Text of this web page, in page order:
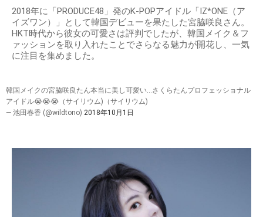
2018年に「PRODUCE48」発のK-POPアイドル「IZ*ONE（ア
イズワン）」として韓国デビューを果たした宮脇咲良さん。
HKT時代から彼女の可愛さは評判でしたが、韓国メイク＆フ
ァッションを取り入れたことでさらなる魅力が開花し、一気
に注目を集めました。
韓国メイクの宮脇咲良たん本当に美し可愛い…さくらたんプロフェッショナル
アイドル😭😭😭（サイリウム)（サイリウム)
— 池田春香 (@wildtono) 2018年10月1日